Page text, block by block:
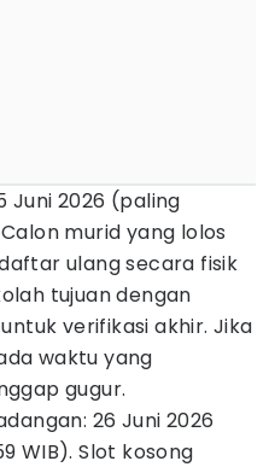
Juni 2026 (paling
murid yang lolos
ulang secara fisik
tujuan dengan
verifikasi akhir. Jika
waktu yang
gugur.
26 Juni 2026
WIB). Slot kosong